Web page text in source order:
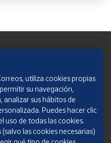
utiliza cookies propias
su navegación,
sus hábitos de
Puedes hacer clic
uso de todas las cookies.
las cookies necesarias)